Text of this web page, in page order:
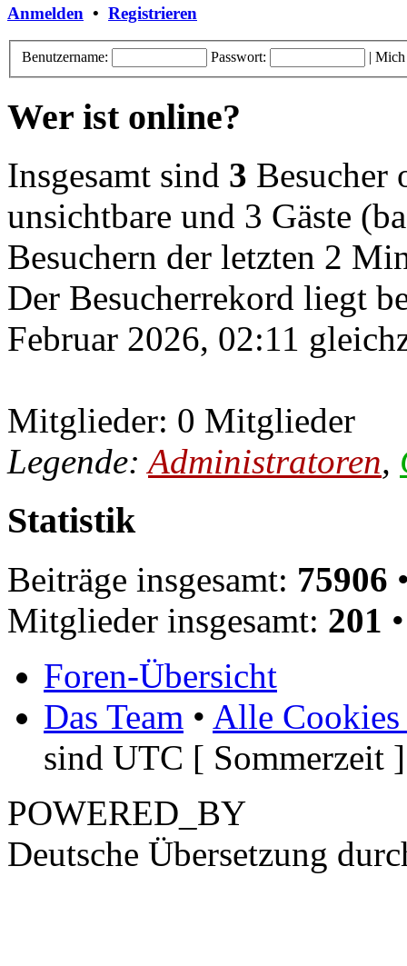
Anmelden • Registrieren
Benutzername: Passwort: | Mich
Wer ist online?
Insgesamt sind 3 Besucher
unsichtbare und 3 Gäste
Besuchern der letzten 2
Der Besucherrekord liegt
Februar 2026, 02:11
Mitglieder: 0 Mitglieder
Legende:Administratoren,
Statistik
Beiträge insgesamt: 75906
Mitglieder insgesamt: 201
Foren-Übersicht
Das Team • Alle Cookies
sind UTC [ Sommerzeit ]
POWERED_BY
Deutsche Übersetzung